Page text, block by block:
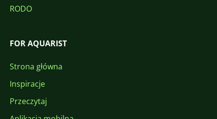
RODO
FOR AQUARIST
Strona główna
Inspiracje
Przeczytaj